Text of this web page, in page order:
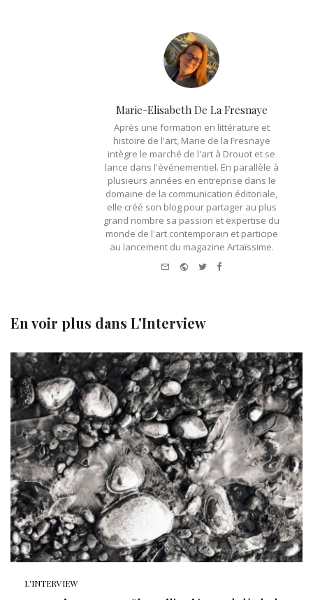
Marie-Elisabeth De La Fresnaye
Après une formation en littérature et
histoire de l'art, Marie de la Fresnaye
intègre le marché de l'art à Drouot et se
lance dans l'événementiel. En parallèle à
plusieurs années en entreprise dans le
domaine de la communication éditoriale,
elle créé son blog pour partager au plus
grand nombre sa passion et expertise du
monde de l'art contemporain et participe
au lancement du magazine Artaïssime.
e-mail Website
TwitterFacebook
En voir plus dans L'Interview
L'INTERVIEW